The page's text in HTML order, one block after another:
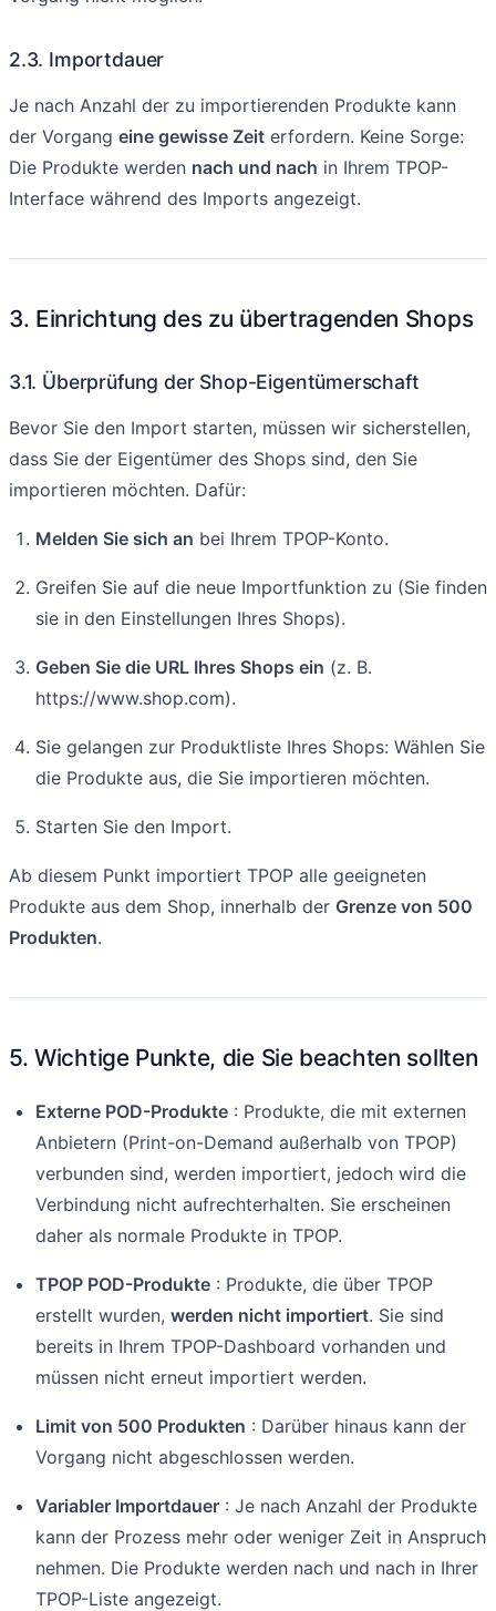
2.3. Importdauer
Je nach Anzahl der zu importierenden Produkte kann
der Vorgang eine gewisse Zeit erfordern. Keine Sorge:
Die Produkte werden nach und nach in Ihrem TPOP-
Interface während des Imports angezeigt.
3. Einrichtung des zu übertragenden Shops
3.1. Überprüfung der Shop-Eigentümerschaft
Bevor Sie den Import starten, müssen wir sicherstellen,
dass Sie der Eigentümer des Shops sind, den Sie
importieren möchten. Dafür:
Melden Sie sich an bei Ihrem TPOP-Konto.
Greifen Sie auf die neue Importfunktion zu (Sie finden
sie in den Einstellungen Ihres Shops).
Geben Sie die URL Ihres Shops ein (z. B.
https://www.shop.com).
Sie gelangen zur Produktliste Ihres Shops: Wählen Sie
die Produkte aus, die Sie importieren möchten.
Starten Sie den Import.
Ab diesem Punkt importiert TPOP alle geeigneten
Produkte aus dem Shop, innerhalb der Grenze von 500
Produkten.
5. Wichtige Punkte, die Sie beachten sollten
Externe POD-Produkte : Produkte, die mit externen
Anbietern (Print-on-Demand außerhalb von TPOP)
verbunden sind, werden importiert, jedoch wird die
Verbindung nicht aufrechterhalten. Sie erscheinen
daher als normale Produkte in TPOP.
TPOP POD-Produkte : Produkte, die über TPOP
erstellt wurden, werden nicht importiert. Sie sind
bereits in Ihrem TPOP-Dashboard vorhanden und
müssen nicht erneut importiert werden.
Limit von 500 Produkten : Darüber hinaus kann der
Vorgang nicht abgeschlossen werden.
Variabler Importdauer : Je nach Anzahl der Produkte
kann der Prozess mehr oder weniger Zeit in Anspruch
nehmen. Die Produkte werden nach und nach in Ihrer
TPOP-Liste angezeigt.